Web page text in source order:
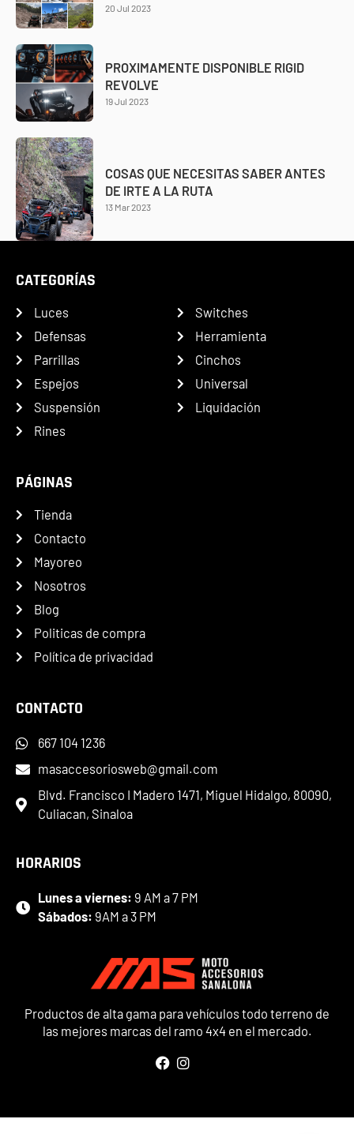
20 Jul 2023
PROXIMAMENTE DISPONIBLE RIGID
REVOLVE
19 Jul 2023
COSAS QUE NECESITAS SABER ANTES
DE IRTE A LA RUTA
13 Mar 2023
Productos de alta gama para vehículos todo terreno de
las mejores marcas del ramo 4x4 en el mercado.
CATEGORÍAS
Luces
Defensas
Parrillas
Espejos
Suspensión
Rines
Switches
Herramienta
Cinchos
Universal
Liquidación
PÁGINAS
Tienda
Contacto
Mayoreo
Nosotros
Blog
Politicas de compra
Política de privacidad
CONTACTO
667 104 1236
masaccesoriosweb@gmail.com
Blvd. Francisco I Madero 1471, Miguel Hidalgo, 80090,
Culiacan, Sinaloa
HORARIOS
Lunes a viernes: 9 AM a 7 PM
Sábados: 9AM a 3 PM